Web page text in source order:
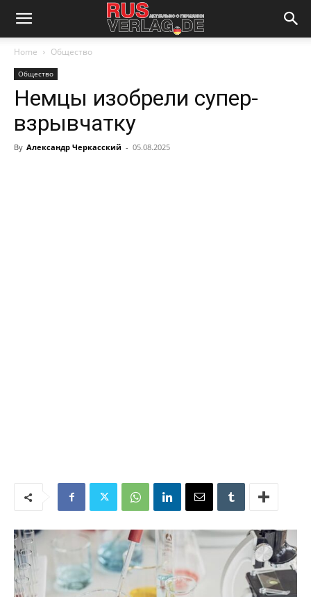
Home Общество
Общество
Немцы изобрели супер-
взрывчатку
By Александр Черкасский - 05.08.2025